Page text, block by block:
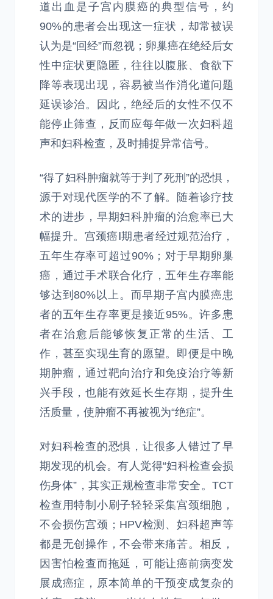
道出血是子宫内膜癌的典型信号，约
90%的患者会出现这一症状，却常被误
认为是“回经”而忽视；卵巢癌在绝经后女
性中症状更隐匿，往往以腹胀、食欲下
降等表现出现，容易被当作消化道问题
延误诊治。因此，绝经后的女性不仅不
能停止筛查，反而应每年做一次妇科超
声和妇科检查，及时捕捉异常信号。
“得了妇科肿瘤就等于判了死刑”的恐惧，
源于对现代医学的不了解。随着诊疗技
术的进步，早期妇科肿瘤的治愈率已大
幅提升。宫颈癌Ⅰ期患者经过规范治疗，
五年生存率可超过90%；对于早期卵巢
癌，通过手术联合化疗，五年生存率能
够达到80%以上。而早期子宫内膜癌患
者的五年生存率更是接近95%。许多患
者在治愈后能够恢复正常的生活、工
作，甚至实现生育的愿望。即便是中晚
期肿瘤，通过靶向治疗和免疫治疗等新
兴手段，也能有效延长生存期，提升生
活质量，使肿瘤不再被视为“绝症”。
对妇科检查的恐惧，让很多人错过了早
期发现的机会。有人觉得“妇科检查会损
伤身体”，其实正规检查非常安全。TCT
检查用特制小刷子轻轻采集宫颈细胞，
不会损伤宫颈；HPV检测、妇科超声等
都是无创操作，不会带来痛苦。相反，
因害怕检查而拖延，可能让癌前病变发
展成癌症，原本简单的干预变成复杂的